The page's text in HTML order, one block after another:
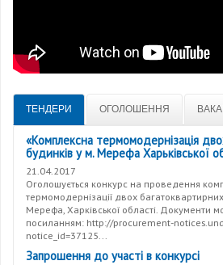
ТЕНДЕРИ ОГОЛОШЕННЯ
«Комплексна термомодернізація
будинків у м. Мерефа Харьківської
21.04.2017
Оголошується конкурс на проведення
термомодернізації двох багатоквартирних
Мерефа, Харківської області. Документи
посиланням: http://procurement-
notice_id=37125...
Запрошення до участі в конкурсі